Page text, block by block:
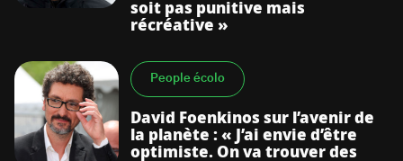
soit pas punitive mais
récréative »
People écolo
David Foenkinos sur l’avenir de
la planète : « J’ai envie d’être
optimiste. On va trouver des